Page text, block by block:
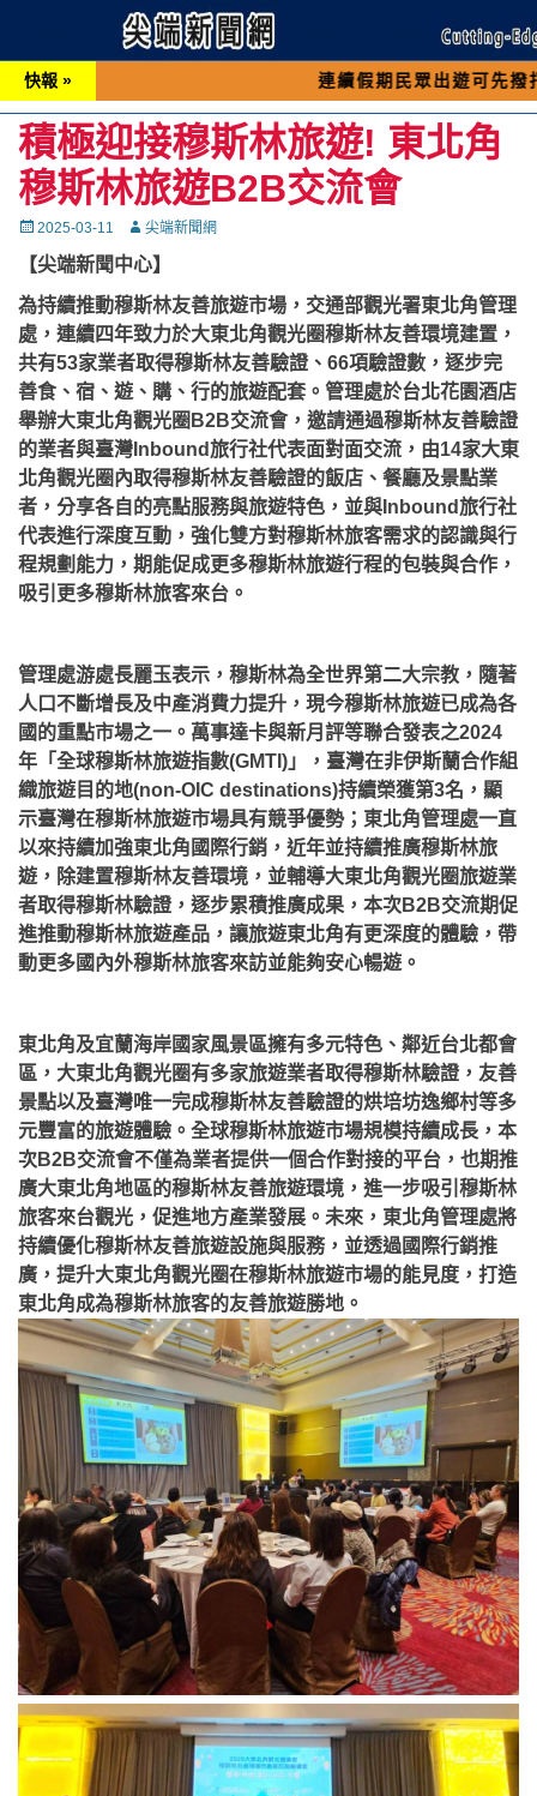
快報 » 連續假期民眾出遊可先撥打交通 「
積極迎接穆斯林旅遊! 東北角
穆斯林旅遊B2B交流會
Posted
2025-03-11 Autor尖端新聞網
【尖端新聞中心】
為持續推動穆斯林友善旅遊市場，交通部觀光署東北角管理
處，連續四年致力於大東北角觀光圈穆斯林友善環境建置，
共有53家業者取得穆斯林友善驗證、66項驗證數，逐步完
善食、宿、遊、購、行的旅遊配套。管理處於台北花園酒店
舉辦大東北角觀光圈B2B交流會，邀請通過穆斯林友善驗證
的業者與臺灣Inbound旅行社代表面對面交流，由14家大東
北角觀光圈內取得穆斯林友善驗證的飯店、餐廳及景點業
者，分享各自的亮點服務與旅遊特色，並與Inbound旅行社
代表進行深度互動，強化雙方對穆斯林旅客需求的認識與行
程規劃能力，期能促成更多穆斯林旅遊行程的包裝與合作，
吸引更多穆斯林旅客來台。
管理處游處長麗玉表示，穆斯林為全世界第二大宗教，隨著
人口不斷增長及中產消費力提升，現今穆斯林旅遊已成為各
國的重點市場之一。萬事達卡與新月評等聯合發表之2024
年「全球穆斯林旅遊指數(GMTI)」，臺灣在非伊斯蘭合作組
織旅遊目的地(non-OIC destinations)持續榮獲第3名，顯
示臺灣在穆斯林旅遊市場具有競爭優勢；東北角管理處一直
以來持續加強東北角國際行銷，近年並持續推廣穆斯林旅
遊，除建置穆斯林友善環境，並輔導大東北角觀光圈旅遊業
者取得穆斯林驗證，逐步累積推廣成果，本次B2B交流期促
進推動穆斯林旅遊產品，讓旅遊東北角有更深度的體驗，帶
動更多國內外穆斯林旅客來訪並能夠安心暢遊。
東北角及宜蘭海岸國家風景區擁有多元特色、鄰近台北都會
區，大東北角觀光圈有多家旅遊業者取得穆斯林驗證，友善
景點以及臺灣唯一完成穆斯林友善驗證的烘培坊逸鄉村等多
元豐富的旅遊體驗。 全球穆斯林旅遊市場規模持續成長，本
次B2B交流會不僅為業者提供一個合作對接的平台，也期推
廣大東北角地區的穆斯林友善旅遊環境，進一步吸引穆斯林
旅客來台觀光，促進地方產業發展。未來，東北角管理處將
持續優化穆斯林友善旅遊設施與服務，並透過國際行銷推
廣，提升大東北角觀光圈在穆斯林旅遊市場的能見度，打造
東北角成為穆斯林旅客的友善旅遊勝地。